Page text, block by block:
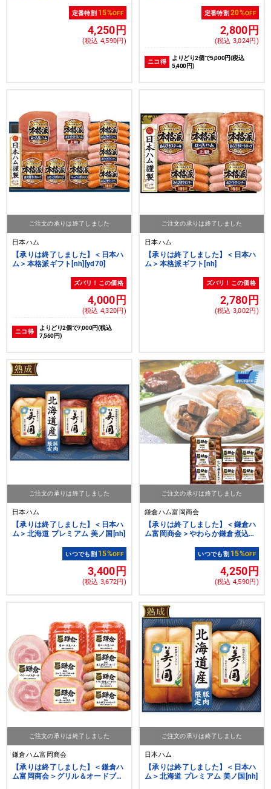
定番特割 15%OFF
4,250円
(税込 4,590円)
定番特割20%OFF
2,800円
(税込 3,024円)
ニコ得
よりどり2個で5,000円(税込
5,400円)
ご注文の承りは終了しました
日本ハム
【承りは終了しました】＜日本ハ
ム＞本格派ギフト[nh][yd70]
ズバリ！この価格
4,000円
(税込 4,320円)
ニコ得
よりどり2個で7,000円(税込
7,560円)
ご注文の承りは終了しました
日本ハム
【承りは終了しました】＜日本ハ
ム＞本格派ギフト[nh]
ズバリ！この価格
2,780円
(税込 3,002円)
ご注文の承りは終了しました
日本ハム
【承りは終了しました】＜日本ハ
ム＞北海道 プレミアム 美ノ国[nh]
いつでも割 15%OFF
3,400円
(税込 3,672円)
ご注文の承りは終了しました
鎌倉ハム富岡商会
【承りは終了しました】＜鎌倉ハ
ム富岡商会＞やわらか鎌倉煮込み
いつでも割 15%OFF
4,250円
(税込 4,590円)
ご注文の承りは終了しました
鎌倉ハム富岡商会
【承りは終了しました】＜鎌倉ハ
ム富岡商会＞グリル＆オードブル
ご注文の承りは終了しました
日本ハム
【承りは終了しました】＜日本ハ
ム＞北海道 プレミアム 美ノ国[nh]